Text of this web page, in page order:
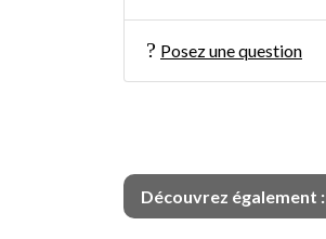
Posez une question
Découvrez également :